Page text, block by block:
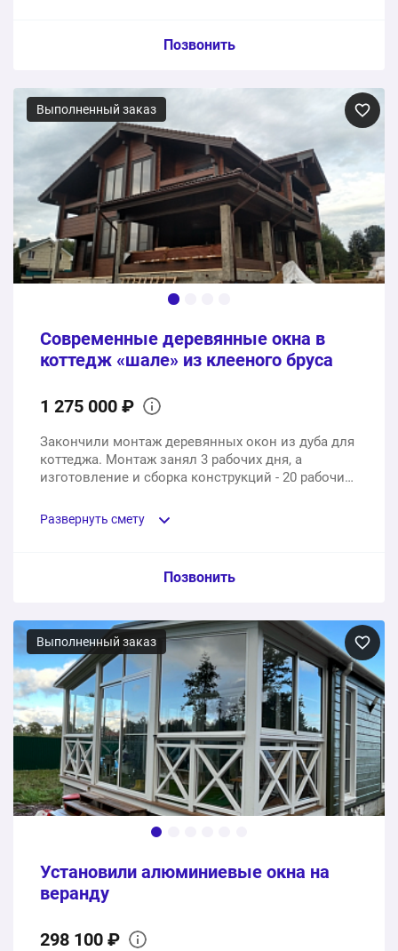
Пункт сметы / Ед. изм. / Цена
Алюминиевые окна Alutech
6 шт.
Входная дверь из теплого алюминия
1 шт. 98000 ₽
Услуги доставки и монтажа под ключ
Общая стоимость: 379000 ₽
Позвонить
Выполненный заказ
Современные деревянные окна в
коттедж «шале» из клееного бруса
1 275 000 ₽
Закончили монтаж деревянных окон из дуба для
коттеджа. Монтаж занял 3 рабочих дня, а
изготовление и сборка конструкций - 20 рабочих
Развернуть смету
Пункт сметы / Ед. изм. / Цена
Деревянные окна из дуба
17 шт. 1275000 ₽
Монтаж
1 шт. 0 ₽
Общая стоимость: 1275000 ₽
Позвонить
Выполненный заказ
Установили алюминиевые окна на
веранду
298 100 ₽